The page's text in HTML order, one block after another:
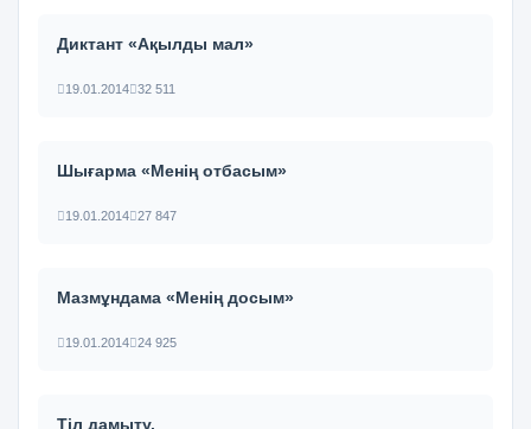
Диктант «Ақылды мал»
19.01.2014 32 511
Шығарма «Менің отбасым»
19.01.2014 27 847
Мазмұндама «Менің досым»
19.01.2014 24 925
Тіл дамыту.